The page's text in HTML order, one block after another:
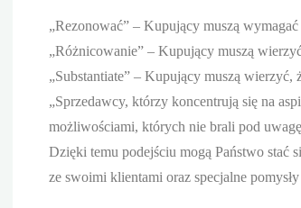
„Rezonować” – Kupujący muszą
„Różnicowanie” – Kupujący muszą
„Substantiate” – Kupujący muszą wierzyć,
„Sprzedawcy, którzy koncentrują się na
możliwościami, których nie brali pod
Dzięki temu podejściu mogą Państwo stać
ze swoimi klientami oraz specjalne